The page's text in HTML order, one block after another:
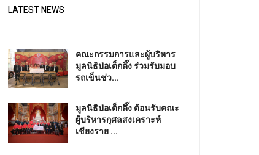
LATEST NEWS
คณะกรรมการและผู้บริหาร
มูลนิธิป่อเต็กตึ๊ง ร่วมรับมอบ
รถเข็นช่ว...
มูลนิธิป่อเต็กตึ๊ง ต้อนรับคณะ
ผู้บริหารกุศลสงเคราะห์
เชียงราย ...